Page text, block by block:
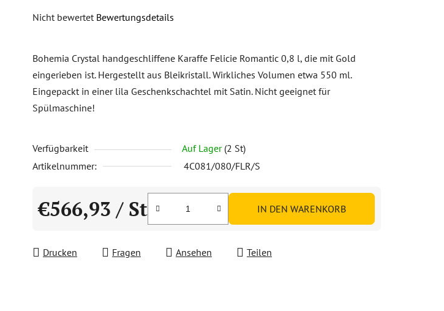
Die
ist
0,0
von
5
Nicht bewertet Bewertungsdetails
Bohemia Crystal handgeschliffene Karaffe Felicie Romantic 0,8 l, die mit Gold
eingerieben ist. Hergestellt aus Bleikristall. Wirkliches Volumen etwa 550 ml.
Eingepackt in einer lila Geschenkschachtel mit Satin. Nicht geeignet für
Spülmaschine!
Verfügbarkeit Auf Lager (2 St)
Artikelnummer:
4C081/080/FLR/S
€566,93 / St IN DEN WARENKORB
Drucken Fragen Ansehen Teilen